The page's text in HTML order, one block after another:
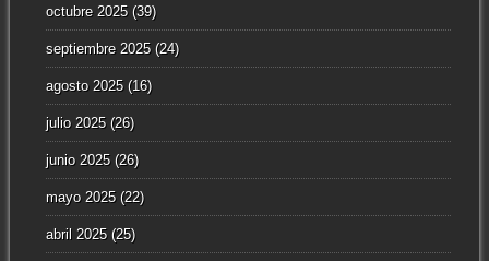
octubre 2025(39)
septiembre 2025(24)
agosto 2025(16)
julio 2025(26)
junio 2025(26)
mayo 2025(22)
abril 2025(25)